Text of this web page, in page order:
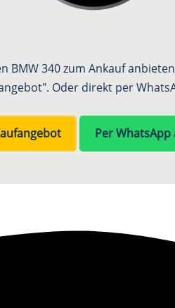
BMW 340 zum Ankauf
Oder direkt per
Per